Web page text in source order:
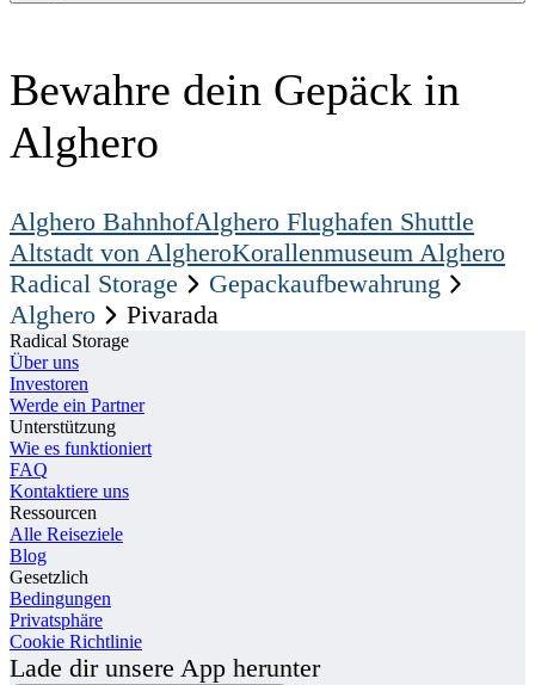
Bewahre dein Gepäck in
Alghero
Alghero BahnhofAlghero Flughafen Shuttle
Altstadt von AlgheroKorallenmuseum Alghero
Radical Storage
Gepackaufbewahrung
Alghero
Pivarada
Radical Storage
Über uns
Investoren
Werde ein Partner
Unterstützung
Wie es funktioniert
FAQ
Kontaktiere uns
Ressourcen
Alle Reiseziele
Blog
Gesetzlich
Bedingungen
Privatsphäre
Cookie Richtlinie
Lade dir unsere App herunter